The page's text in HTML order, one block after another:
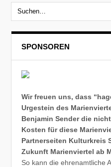
SPONSOREN
Wir freuen uns, dass
Urgestein des
Benjamin Sender die
Kosten für diese
Partnerseiten Kulturkreis
Zukunft Marienviertel ab
So kann die ehrenamtliche